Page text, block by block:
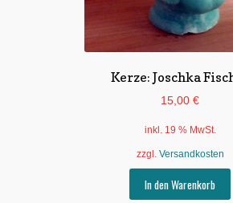
Kerze: Joschka
15,00 €
inkl. 19 % MwSt.
zzgl. Versandkosten
In den Warenkorb